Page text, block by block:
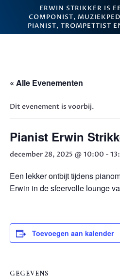
ERWIN STRIKKER IS
COMPONIST,
PIANIST, TROMPETTIST
« Alle Evenementen
Dit evenement is voorbij.
Pianist Erwin
december 28, 2025 @ 10:00 -
Een lekker ontbijt tijdens
Erwin in de sfeervolle lounge
Toevoegen aan kalender
GEGEVENS